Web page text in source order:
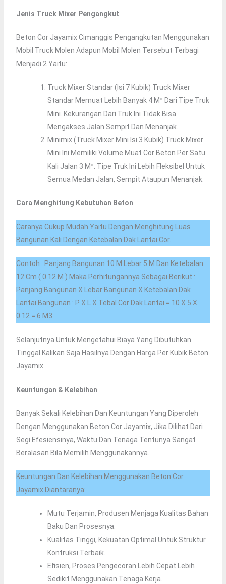
Jenis Truck Mixer Pengangkut
Beton Cor Jayamix Cimanggis Pengangkutan Menggunakan
Mobil Truck Molen Adapun Mobil Molen Tersebut Terbagi
Menjadi 2 Yaitu:
Truck Mixer Standar (isi 7 Kubik) Truck Mixer
Standar Memuat Lebih Banyak 4 M³ Dari Tipe Truk
Mini. Kekurangan Dari Truk Ini Tidak Bisa
Mengakses Jalan Sempit Dan Menanjak.
Minimix (truck Mixer Mini Isi 3 Kubik) Truck Mixer
Mini Ini Memiliki Volume Muat Cor Beton Per Satu
Kali Jalan 3 M³. Tipe Truk Ini Lebih Fleksibel Untuk
Semua Medan Jalan, Sempit Ataupun Menanjak.
Cara Menghitung Kebutuhan Beton
Caranya Cukup Mudah Yaitu Dengan Menghitung Luas
Bangunan Kali Dengan Ketebalan Dak Lantai Cor.
Contoh : Panjang Bangunan 10 M Lebar 5 M Dan Ketebalan
12 Cm ( 0.12 M ) Maka Perhitungannya Sebagai Berikut :
Panjang Bangunan X Lebar Bangunan X Ketebalan Dak
Lantai Bangunan : P X L X Tebal Cor Dak Lantai = 10 X 5 X
0.12 = 6 M3
Selanjutnya Untuk Mengetahui Biaya Yang Dibutuhkan
Tinggal Kalikan Saja Hasilnya Dengan Harga Per Kubik Beton
Jayamix.
Keuntungan & Kelebihan
Banyak Sekali Kelebihan Dan Keuntungan Yang Diperoleh
Dengan Menggunakan Beton Cor Jayamix, Jika Dilihat Dari
Segi Efesiensinya, Waktu Dan Tenaga Tentunya Sangat
Beralasan Bila Memilih Menggunakannya.
Keuntungan Dan Kelebihan Menggunakan Beton Cor
Jayamix Diantaranya:
Mutu Terjamin, Produsen Menjaga Kualitas Bahan
Baku Dan Prosesnya.
Kualitas Tinggi, Kekuatan Optimal Untuk Struktur
Kontruksi Terbaik.
Efisien, Proses Pengecoran Lebih Cepat Lebih
Sedikit Menggunakan Tenaga Kerja.